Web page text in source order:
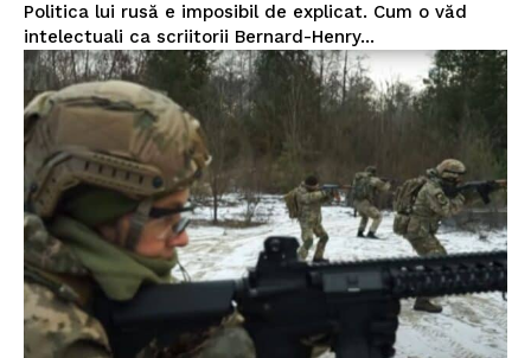
Politica lui rusă e imposibil de explicat. Cum o văd
intelectuali ca scriitorii Bernard-Henry...